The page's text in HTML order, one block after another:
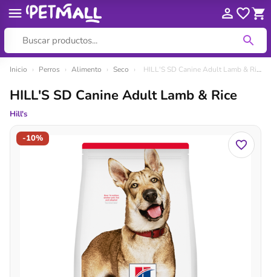
contenido
Inicio › Perros › Alimento › Seco › HILL'S SD Canine Adult Lamb & Rice
-10%
HILL'S SD Canine Adult Lamb & Rice
Hill's